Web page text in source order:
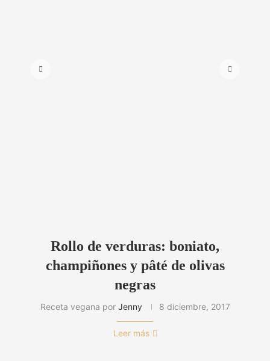
Rollo de verduras: boniato,
champiñones y pâté de olivas
negras
Receta vegana por Jenny 8 diciembre, 2017
Leer más